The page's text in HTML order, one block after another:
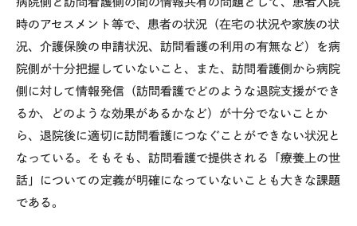
時のアセスメント等で、患者の状況（在宅の状況や家族の状
況、介護保険の申請状況、訪問看護の利用の有無など）を病
院側が十分把握していないこと、また、訪問看護側から病院
側に対して情報発信（訪問看護でどのような退院支援ができ
るか、どのような効果があるかなど）が十分でないことか
ら、退院後に適切に訪問看護につなぐことができない状況と
なっている。そもそも、訪問看護で提供される「療養上の世
話」についての定義が明確になっていないことも大きな課題
である。